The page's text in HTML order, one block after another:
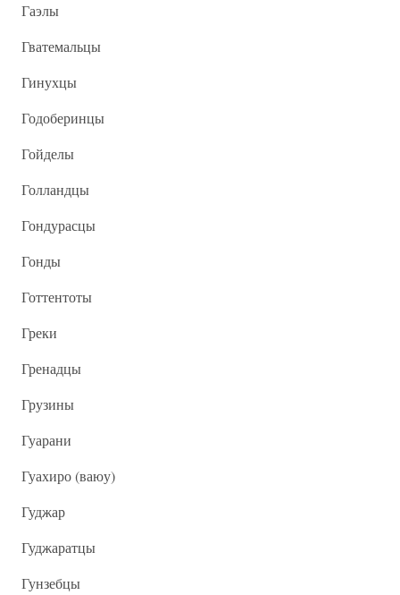
Гаэлы
Гватемальцы
Гинухцы
Годоберинцы
Гойделы
Голландцы
Гондурасцы
Гонды
Готтентоты
Греки
Гренадцы
Грузины
Гуарани
Гуахиро (ваюу)
Гуджар
Гуджаратцы
Гунзебцы